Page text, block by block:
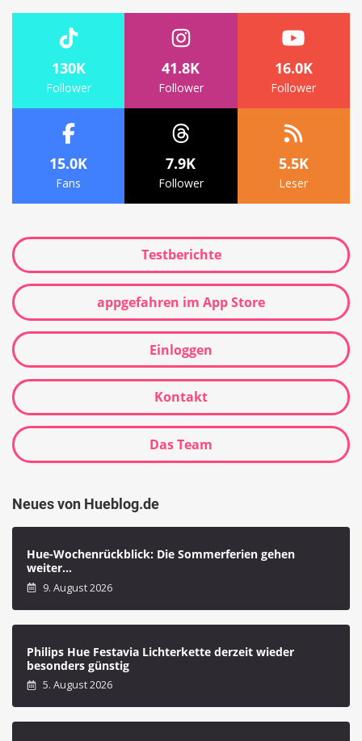
130K
Follower
41.8K
Follower
16.0K
Follower
15.0K
Fans
7.9K
Follower
5.5K
Leser
Testberichte
appgefahren im App Store
Einloggen
Kontakt
Das Team
Neues von Hueblog.de
Hue-Wochenrückblick: Die Sommerferien gehen
weiter…
9. August 2026
Philips Hue Festavia Lichterkette derzeit wieder
besonders günstig
5. August 2026